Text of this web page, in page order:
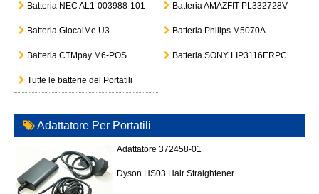
Batteria NEC AL1-003988-101 Batteria AMAZFIT PL332728V
Batteria GlocalMe U3 Batteria Philips M5070A
Batteria CTMpay M6-POS Batteria SONY LIP3116ERPC
Tutte le batterie del Portatili
Adattatore Per Portatili
Adattatore 372458-01
Dyson HS03 Hair Straightener